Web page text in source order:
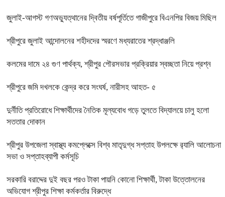
জুলাই-আগস্ট গণঅভ্যুত্থানের দ্বিতীয় বর্ষপূর্তিতে গাজীপুরে বিএনপির বিজয় মিছিল
শ্রীপুরে জুলাই আন্দোলনের শহীদদের স্মরণে মধ্যরাতের শ্রদ্ধাঞ্জলি
কলমের দামে ২৪ গুণ পার্থক্য, শ্রীপুর পৌরসভার প্রক্রিয়ার স্বচ্ছতা নিয়ে প্রশ্ন
শ্রীপুরে জমি দখলকে কেন্দ্র করে সংঘর্ষ, নারীসহ আহত- ৫
দুর্নীতি প্রতিরোধে শিক্ষার্থীদের নৈতিক মূল্যবোধ গড়ে তুলতে বিদ্যালয়ে চালু হলো
সততার দোকান
শ্রীপুর উপজেলা স্বাস্থ্য কমপ্লেক্সে বিশ্ব মাতৃদুগ্ধ সপ্তাহ উপলক্ষে র‍্যালি আলোচনা
সভা ও সপ্তাহব্যাপী কর্মসূচি
সরকারি বরাদ্দের দুই বছর পরও টাকা পায়নি কোনো শিক্ষার্থী, টাকা উত্তোলনের
অভিযোগ শ্রীপুর শিক্ষা কর্মকর্তার বিরুদ্ধে